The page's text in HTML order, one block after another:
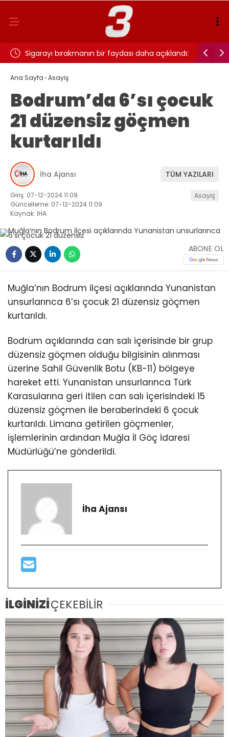
Sigarayı bırakmanın bir faydası daha açıklandı:
Beyin sağlığı için 7 yıl detayı dikkat çekti
Ana Sayfa ›Asayiş
Bodrum’da 6’sı çocuk
21 düzensiz göçmen
kurtarıldı
İha Ajansı TÜM YAZILARI
Giriş: 07-12-2024 11:09
Güncelleme: 07-12-2024 11:09
Kaynak: İHA
Asayiş
ABONE OL
Muğla’nın Bodrum ilçesi açıklarında Yunanistan
unsurlarınca 6’sı çocuk 21 düzensiz göçmen
kurtarıldı.
Bodrum açıklarında can salı içerisinde bir grup
düzensiz göçmen olduğu bilgisinin alınması
üzerine Sahil Güvenlik Botu (KB-11) bölgeye
hareket etti. Yunanistan unsurlarınca Türk
Karasularına geri itilen can salı içerisindeki 15
düzensiz göçmen ile beraberindeki 6 çocuk
kurtarıldı. Limana getirilen göçmenler,
işlemlerinin ardından Muğla İl Göç İdaresi
Müdürlüğü’ne gönderildi.
İha Ajansı
İLGİNİZİÇEKEBİLİR